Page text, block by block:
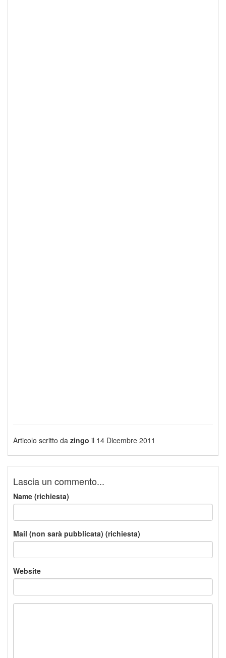
Articolo scritto da zingo il 14 Dicembre 2011
Lascia un commento...
Name (richiesta)
Mail (non sarà pubblicata) (richiesta)
Website